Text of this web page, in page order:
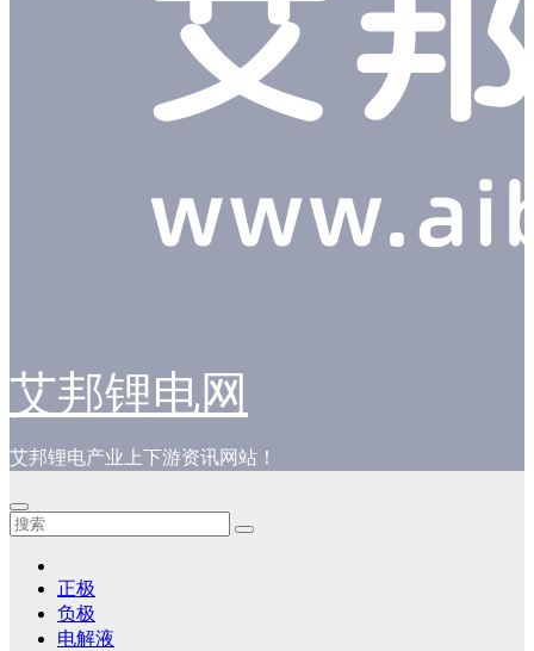
艾邦锂电网
艾邦锂电产业上下游资讯网站！
正极
负极
电解液